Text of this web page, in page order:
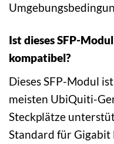
Ist dieses SFP-
kompatibel?
Dieses SFP-Modul
meisten UbiQuiti-
Steckplätze
Standard für Gigabit